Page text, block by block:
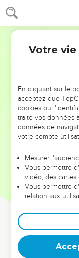
Hébreux 9
rémission.
Le sacrifice
Il a donc fallu
sont aux cieux,
que les célestes le
que ceux-là.
Car Christ n'est
main, qui étaient
il [est entré] au Ciel
pour nous devant la
souverain
année avec un autre
(Autrement il
depuis la fondation
consommation des
l'abolition du péché,
Et comme il est
fois, et qu'après
Votre
En cliquant sur le
acceptez que
cookies ou
traite vos données
données de
votre compte
Mesurer
Vous permettre
vidéo, des
Vous permettre
relation aux